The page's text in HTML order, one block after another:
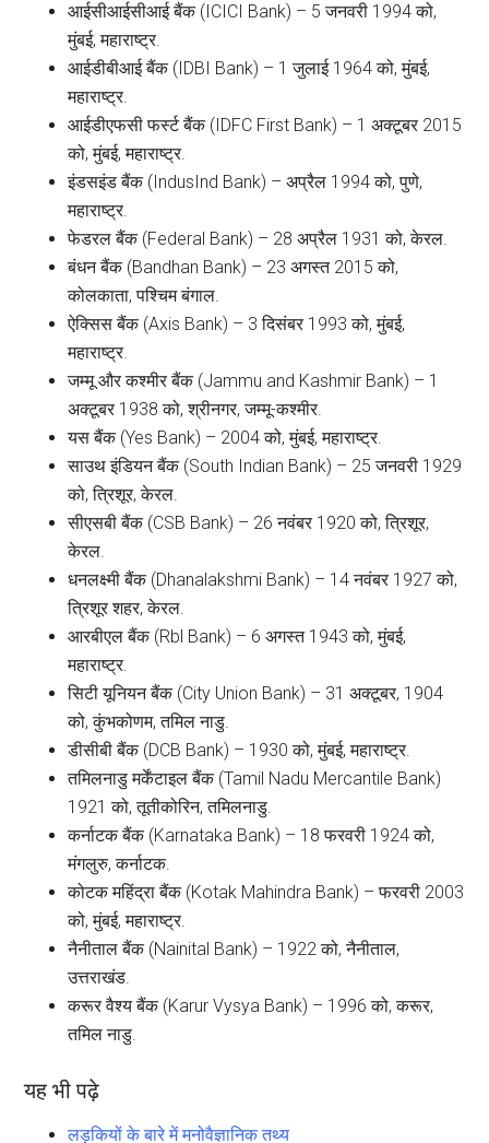
आईसीआईसीआई बैंक (ICICI Bank) – 5 जनवरी 1994 को,
मुंबई, महाराष्ट्र.
आईडीबीआई बैंक (IDBI Bank) – 1 जुलाई 1964 को, मुंबई,
महाराष्ट्र.
आईडीएफसी फर्स्ट बैंक (IDFC First Bank) – 1 अक्टूबर 2015
को, मुंबई, महाराष्ट्र.
इंडसइंड बैंक (IndusInd Bank) – अप्रैल 1994 को, पुणे,
महाराष्ट्र.
फेडरल बैंक (Federal Bank) – 28 अप्रैल 1931 को, केरल.
बंधन बैंक (Bandhan Bank) – 23 अगस्त 2015 को,
कोलकाता, पश्चिम बंगाल.
ऐक्सिस बैंक (Axis Bank) – 3 दिसंबर 1993 को, मुंबई,
महाराष्ट्र.
जम्मू और कश्मीर बैंक (Jammu and Kashmir Bank) – 1
अक्टूबर 1938 को, श्रीनगर, जम्मू-कश्मीर.
यस बैंक (Yes Bank) – 2004 को, मुंबई, महाराष्ट्र.
साउथ इंडियन बैंक (South Indian Bank) – 25 जनवरी 1929
को, त्रिशूर, केरल.
सीएसबी बैंक (CSB Bank) – 26 नवंबर 1920 को, त्रिशूर,
केरल.
धनलक्ष्मी बैंक (Dhanalakshmi Bank) – 14 नवंबर 1927 को,
त्रिशूर शहर, केरल.
आरबीएल बैंक (Rbl Bank) – 6 अगस्त 1943 को, मुंबई,
महाराष्ट्र.
सिटी यूनियन बैंक (City Union Bank) – 31 अक्टूबर, 1904
को, कुंभकोणम, तमिल नाडु.
डीसीबी बैंक (DCB Bank) – 1930 को, मुंबई, महाराष्ट्र.
तमिलनाडु मर्केंटाइल बैंक (Tamil Nadu Mercantile Bank)
1921 को, तूतीकोरिन, तमिलनाडु.
कर्नाटक बैंक (Karnataka Bank) – 18 फरवरी 1924 को,
मंगलुरु, कर्नाटक.
कोटक महिंद्रा बैंक (Kotak Mahindra Bank) – फरवरी 2003
को, मुंबई, महाराष्ट्र.
नैनीताल बैंक (Nainital Bank) – 1922 को, नैनीताल,
उत्तराखंड.
करूर वैश्य बैंक (Karur Vysya Bank) – 1996 को, करूर,
तमिल नाडु.
यह भी पढ़े
लड़कियों के बारे में मनोवैज्ञानिक तथ्य